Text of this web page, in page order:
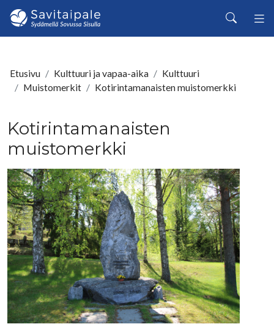
Siirry pääsisältöön
Haku
Etusivu Kulttuuri ja vapaa-aika
Kulttuuri
Muistomerkit
Kotirintamanaisten muistomerkki
Kotirintamanaisten
muistomerkki